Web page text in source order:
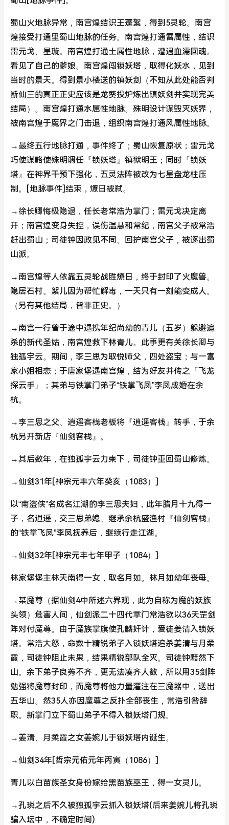
蜀山火地脉异常，南宫煌结识王蓬絮，得到5灵轮。南宫
煌接受打通里蜀山地脉的任务。南宫煌打通雷属性，结识
雷元戈、星璇。南宫煌打通土属性地脉，遭遇血濡回魂。
看见了自己的爹娘。南宫煌闯锁妖塔，取得化妖水，见到
当时的景天。得到景小楼送的镇妖剑（不知从此处能否判
断仙三的真正正史应该是龙葵投炉炼出镇妖剑并实现完美
结局）。南宫煌打通水属性地脉。殊明设计谋毁灭妖界，
被南宫煌于魔界之门击退，组织南宫煌打通风属性地脉。
→最终五行地脉打通，事件终了；蜀山恢复原状；雷元戈
巧使谋略使殊明调任『锁妖塔』镇狱明王；同时『锁妖
塔』在神界干预下强化，五灵法阵被改为七星盘龙柱压
制。[地脉事件]结束，燎日被弑。
→徐长卿悔极隐退，任长老常浩为掌门；雷元戈决定离
开；南宫煌变身失控，误伤温慧和常纪，南宫父子被常浩
赶出蜀山；司徒钟因政见不同、回护南宫父子，被逐出蜀
山派。
→南宫煌等人依靠五灵轮战胜燎日，终于封印了火魔兽。
隐居石村。絮儿因为帮忙解毒，一天只有一刻能变成人。
（另有其他结局，皆非正史。）
→南宫一行曾于途中遇携年纪尚幼的青儿（五岁）躲避追
杀的新代圣姑，南宫煌救下林青儿。此事更有关徐长卿与
独孤宇云。期间，李三思为取悦师父，四处盗宝；与一富
家小姐相恋；于唐家堡遇南宫煌，结为好友并传之『飞龙
探云手』；其弟与铁掌门弟子“铁掌飞凤”李凤成婚在余
杭。
→李三思之父、逍遥客栈老板将『逍遥客栈』转手，于余
杭另开新店『仙剑客栈』。
→其后数年，在独孤宇云力柬下，司徒钟重回蜀山修炼。
→仙剑31年[神宗元丰六年癸亥（1083）]
以“南盗侠”名成名江湖的李三思夫妇，此年腊月十九得一
子，名逍遥，交三思弟媳、继承余杭盛渔村『仙剑客栈』
的“铁掌飞凤”李凤抚养后，继续行走江湖。
→仙剑32年[神宗元丰七年甲子（1084）]
林家堡堡主林天南得一女，取名月如。林月如幼年丧母。
→某魔尊（据仙剑4中所述六界观，此为自称为魔的妖族
头领）危害人间，仙剑派二十四代掌门常浩欲以36天罡剑
阵对付魔尊。由于魔族掌旗使孔麟奸计，爱徒姜清入锁妖
塔。常浩大怒，命数十精锐弟子入锁妖塔追杀姜清与月柔
霞，司徒钟阻止未果，结果精锐部队全灭。司徒钟黯然下
山。余下弟子良莠不齐，更无法凑齐人数，所以用35剑阵
勉强将魔尊封印，而魔尊将他力量灌注在三魔器中，送出
五华山。然35人亦因魔尊之反扑全部丧生，常浩引咎辞
职。新掌门立下蜀山弟子不得入锁妖塔门规。
→姜清、月柔霞之女姜婉儿于锁妖塔内诞生。
→仙剑34年[哲宗元佑元年丙寅（1086）]
青儿以白苗族圣女身份嫁给黑苗族巫王，得一女灵儿。
→孔璘之后不久被独孤宇云抓入锁妖塔(后来姜婉儿将孔璘
骗入坛中，不确定时间)